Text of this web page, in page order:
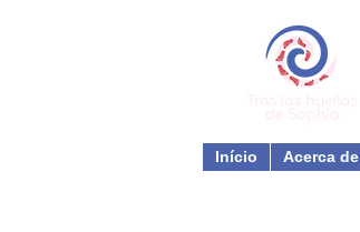
Início Acerca de